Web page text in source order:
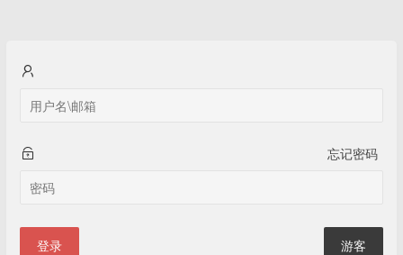
忘记密码
登录 游客